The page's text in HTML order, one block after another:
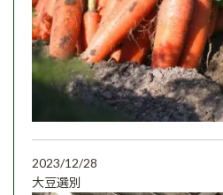
2023/12/28
大豆選別